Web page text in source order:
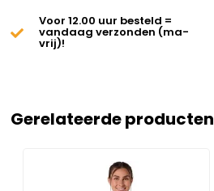
Voor 12.00 uur besteld =
vandaag verzonden (ma-
vrij)!
Gerelateerde producten